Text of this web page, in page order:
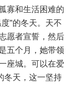
寡和生活困难的
”的冬天。天不
愿者宣誓，然后
五个月，她带领
座城。可以在爱
冬天，这一坚持